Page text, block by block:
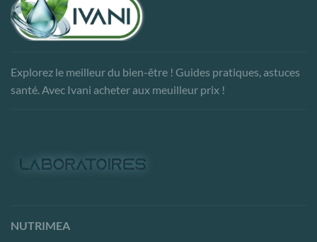
Explorez le meilleur du bien-être ! Guides pratiques, astuces
santé. Avec Ivani acheter aux meuilleur prix !
NUTRIMEA